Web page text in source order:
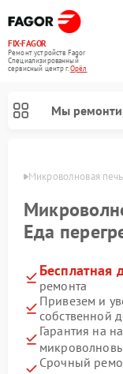
FIX-FAGOR
Ремонт устройств Fagor
Специализированный
cервисный центр г.Орёл
Мы
Микроволновая
Еда
Бесплатная
ремонта
Привезем и
собственной
Гарантия на
Срочный